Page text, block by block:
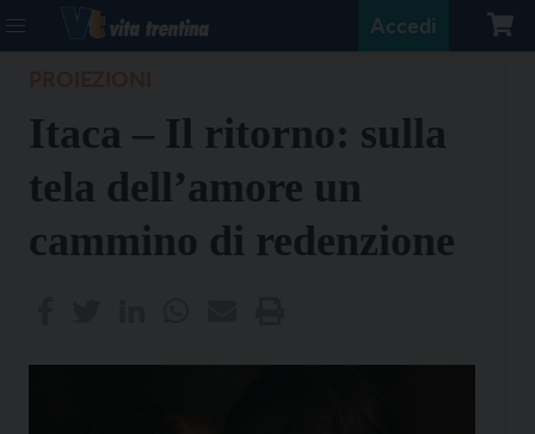
Accedi
Itaca – Il ritorno: sulla
tela dell’amore un
cammino di redenzione